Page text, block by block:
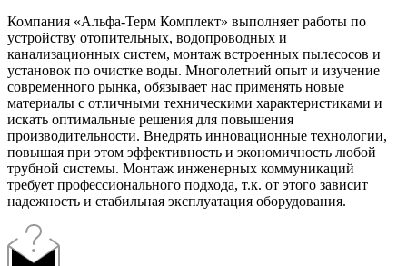
Компания «Альфа-Терм Комплект» выполняет работы по
устройству отопительных, водопроводных и
канализационных систем, монтаж встроенных пылесосов и
установок по очистке воды. Многолетний опыт и изучение
современного рынка, обязывает нас применять новые
материалы с отличными техническими характеристиками и
искать оптимальные решения для повышения
производительности. Внедрять инновационные технологии,
повышая при этом эффективность и экономичность любой
трубной системы. Монтаж инженерных коммуникаций
требует профессионального подхода, т.к. от этого зависит
надежность и стабильная эксплуатация оборудования.